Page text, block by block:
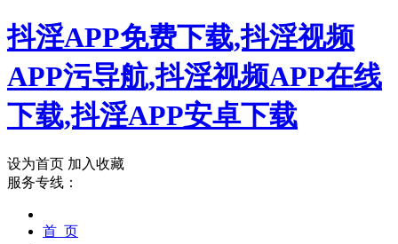
抖淫APP免费下载,抖淫视频
APP污导航,抖淫视频APP在线
下载,抖淫APP安卓下载
设为首页 加入收藏
服务专线：
首 页